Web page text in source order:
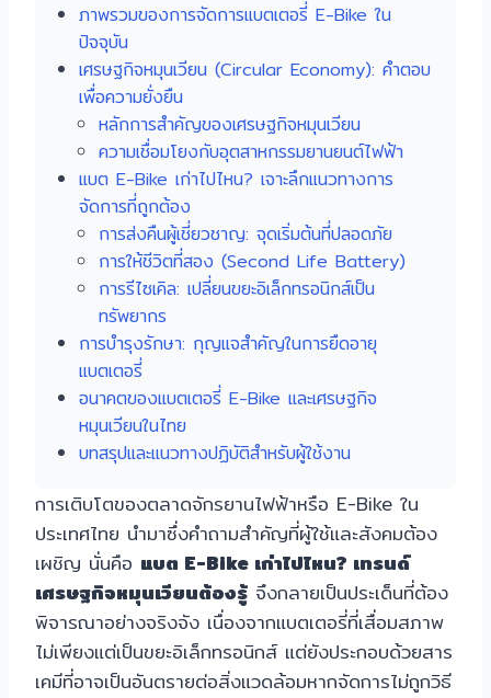
ภาพรวมของการจัดการแบตเตอรี่ E-Bike ใน
ปัจจุบัน
เศรษฐกิจหมุนเวียน (Circular Economy): คำตอบ
เพื่อความยั่งยืน
หลักการสำคัญของเศรษฐกิจหมุนเวียน
ความเชื่อมโยงกับอุตสาหกรรมยานยนต์ไฟฟ้า
แบต E-Bike เก่าไปไหน? เจาะลึกแนวทางการ
จัดการที่ถูกต้อง
การส่งคืนผู้เชี่ยวชาญ: จุดเริ่มต้นที่ปลอดภัย
การให้ชีวิตที่สอง (Second Life Battery)
การรีไซเคิล: เปลี่ยนขยะอิเล็กทรอนิกส์เป็น
ทรัพยากร
การบำรุงรักษา: กุญแจสำคัญในการยืดอายุ
แบตเตอรี่
อนาคตของแบตเตอรี่ E-Bike และเศรษฐกิจ
หมุนเวียนในไทย
บทสรุปและแนวทางปฏิบัติสำหรับผู้ใช้งาน
การเติบโตของตลาดจักรยานไฟฟ้าหรือ E-Bike ใน
ประเทศไทย นำมาซึ่งคำถามสำคัญที่ผู้ใช้และสังคมต้อง
เผชิญ นั่นคือ แบต E-Bike เก่าไปไหน? เทรนด์
เศรษฐกิจหมุนเวียนต้องรู้ จึงกลายเป็นประเด็นที่ต้อง
พิจารณาอย่างจริงจัง เนื่องจากแบตเตอรี่ที่เสื่อมสภาพ
ไม่เพียงแต่เป็นขยะอิเล็กทรอนิกส์ แต่ยังประกอบด้วยสาร
เคมีที่อาจเป็นอันตรายต่อสิ่งแวดล้อมหากจัดการไม่ถูกวิธี